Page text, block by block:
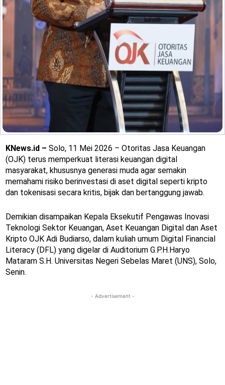
KNews.id – Solo, 11 Mei 2026 – Otoritas Jasa Keuangan
(OJK) terus memperkuat literasi keuangan digital
masyarakat, khususnya generasi muda agar semakin
memahami risiko berinvestasi di aset digital seperti kripto
dan tokenisasi secara kritis, bijak dan bertanggung jawab.
Demikian disampaikan Kepala Eksekutif Pengawas Inovasi
Teknologi Sektor Keuangan, Aset Keuangan Digital dan Aset
Kripto OJK Adi Budiarso, dalam kuliah umum Digital Financial
Literacy (DFL) yang digelar di Auditorium G.P.H.Haryo
Mataram S.H. Universitas Negeri Sebelas Maret (UNS), Solo,
Senin.
- Advertisement -